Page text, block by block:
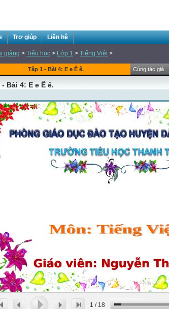
Trợ giúp Liên hệ
giảng > Tiểu học > Lớp 1 > Tiếng Việt>
Tập 1 - Bài 4: E e Ê ê. Cùng tác giả
Bài 4: E e Ê ê.
1 / 18